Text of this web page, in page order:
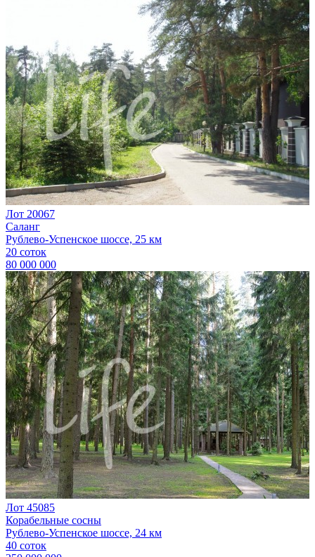
Лот 20067
Саланг
Рублево-Успенское шоссе, 25 км
20 соток
80 000 000
Лот 45085
Корабельные сосны
Рублево-Успенское шоссе, 24 км
40 соток